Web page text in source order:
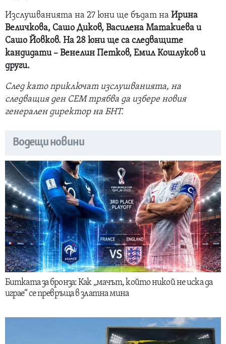
Изслушванията на 27 юни ще бъдат на Ирина
Величкова, Сашо Диков, Василена Матакиева и
Сашо Йовков. На 28 юни ще са следващите
кандидати – Венелин Петков, Емил Кошлуков и
други.
След като приключат изслушванията, на
следващия ден СЕМ трябва да избере новия
генерален директор на БНТ.
Водещи новини
Битката за бронза: Как „мачът, който никой не иска да
играе“ се превръща в златна мина